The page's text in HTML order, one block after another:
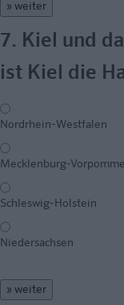
» weiter
7. Kiel und
ist Kiel die
Nordrhein-Westfalen
Mecklenburg-
Schleswig-Holstein
Niedersachsen
» weiter